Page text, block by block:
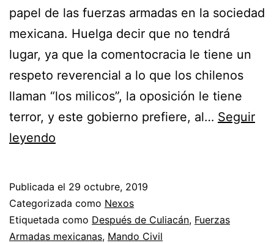
papel de las fuerzas armadas en la sociedad
mexicana. Huelga decir que no tendrá
lugar, ya que la comentocracia le tiene un
respeto reverencial a lo que los chilenos
llaman “los milicos”, la oposición le tiene
terror, y este gobierno prefiere, al… Seguir
leyendo
Publicada el 29 octubre, 2019
Categorizada como Nexos
Etiquetada como Después de Culiacán, Fuerzas
Armadas mexicanas, Mando Civil